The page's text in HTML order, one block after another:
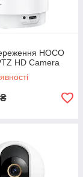
HOCO
HD Camera
₴